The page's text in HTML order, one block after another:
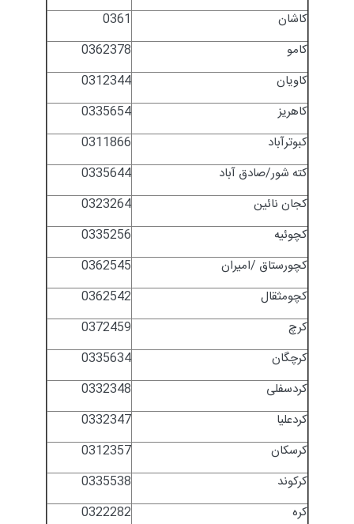
0361
کاشان
0362378
کامو
0312344
کاویان
0335654
کاهریز
0311866
کبوترآباد
0335644
کته شور/صادق آباد
0323264
کجان نائین
0335256
کچوئیه
0362545
کچورستاق /امیران
0362542
کچومثقال
0372459
کرچ
0335634
کرچگان
0332348
کردسفلی
0332347
کردعلیا
0312357
کرسکان
0335538
کرکوند
0322282
کره